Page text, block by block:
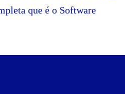
que é o Software